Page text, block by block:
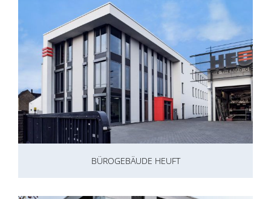
BÜROGEBÄUDE HEUFT